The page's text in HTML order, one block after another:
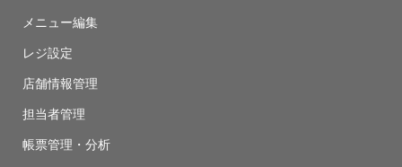
メニュー編集
レジ設定
店舗情報管理
担当者管理
帳票管理・分析